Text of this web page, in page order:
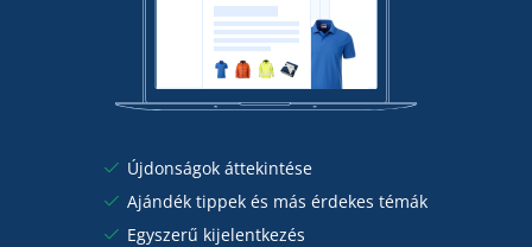
Újdonságok áttekintése
Ajándék tippek és más érdekes témák
Egyszerű kijelentkezés